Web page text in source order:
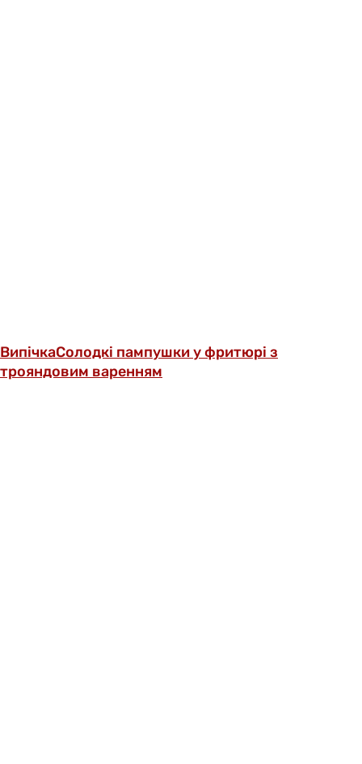
ВипічкаСолодкі пампушки у фритюрі з
трояндовим варенням